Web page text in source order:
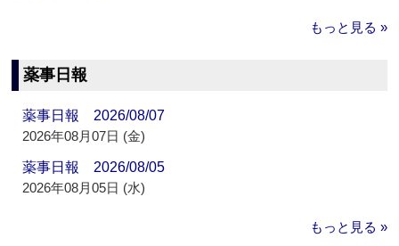
もっと見る »
薬事日報
薬事日報 2026/08/07
2026年08月07日 (金)
薬事日報 2026/08/05
2026年08月05日 (水)
もっと見る »